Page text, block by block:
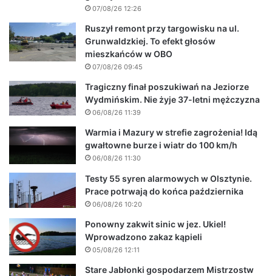
07/08/26 12:26
Ruszył remont przy targowisku na ul.
Grunwaldzkiej. To efekt głosów
mieszkańców w OBO
07/08/26 09:45
Tragiczny finał poszukiwań na Jeziorze
Wydmińskim. Nie żyje 37-letni mężczyzna
06/08/26 11:39
Warmia i Mazury w strefie zagrożenia! Idą
gwałtowne burze i wiatr do 100 km/h
06/08/26 11:30
Testy 55 syren alarmowych w Olsztynie.
Prace potrwają do końca października
06/08/26 10:20
Ponowny zakwit sinic w jez. Ukiel!
Wprowadzono zakaz kąpieli
05/08/26 12:11
Stare Jabłonki gospodarzem Mistrzostw